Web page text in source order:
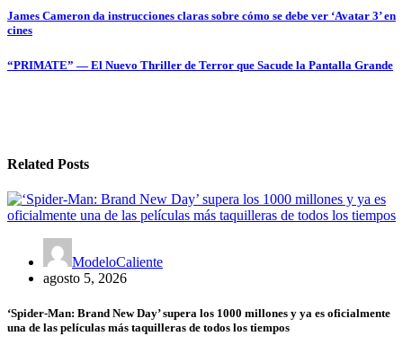
Navegación
entradas
James Cameron da instrucciones claras sobre cómo se debe ver ‘Avatar 3’ en
cines
“PRIMATE” — El Nuevo Thriller de Terror que Sacude la Pantalla Grande
Related Posts
ModeloCaliente
agosto 5, 2026
‘Spider-Man: Brand New Day’ supera los 1000 millones y ya es oficialmente
una de las películas más taquilleras de todos los tiempos